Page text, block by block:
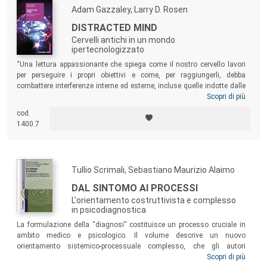
Adam Gazzaley, Larry D. Rosen
DISTRACTED MIND
Cervelli antichi in un mondo
ipertecnologizzato
“Una lettura appassionante che spiega come il nostro cervello lavori
per perseguire i propri obiettivi e come, per raggiungerli, debba
combattere interferenze interne ed esterne, incluse quelle indotte dalle
nuove tecnologie… Un testo estremamente interessante,
e psicologia e a tutti coloro che sono interessati all’impatto della
tecnologia sulla società” (Barbara J Sahakian, docente di
Scopri di più
cod.
1400.7
Tullio Scrimali, Sebastiano Maurizio Alaimo
DAL SINTOMO AI PROCESSI
L'orientamento costruttivista e complesso
in psicodiagnostica
La formulazione della “diagnosi” costituisce un processo cruciale in
ambito medico e psicologico. Il volume descrive un nuovo
orientamento sistemico-processuale complesso, che gli autori
propongono di sostituire a quello della diagnosi nosografica, da
Scopri di più